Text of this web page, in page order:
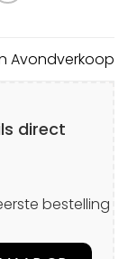
Avondverkoop
direct
bestelling